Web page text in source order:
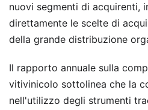
nuovi segmenti di acquirenti,
direttamente le scelte di
della grande distribuzione
Il rapporto annuale sulla
vitivinicolo sottolinea che la
nell'utilizzo degli strumenti